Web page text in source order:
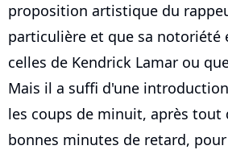
proposition artistique du
particulière et que sa notoriété
celles de Kendrick Lamar ou
Mais il a suffi d'une
les coups de minuit, après tout
bonnes minutes de retard,